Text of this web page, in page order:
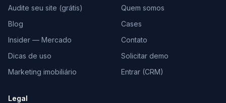
Audite seu site (grátis)
Blog
Insider — Mercado
Dicas de uso
Marketing imobiliário
Quem somos
Cases
Contato
Solicitar demo
Entrar (CRM)
Legal